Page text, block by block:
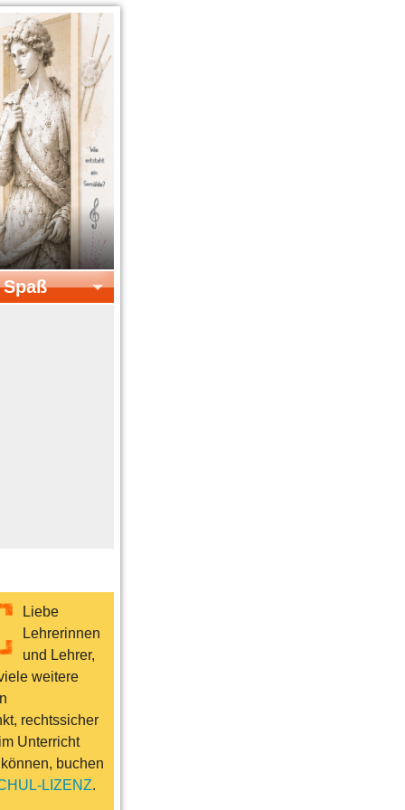
& Sport
Liebe
Lehrerinnen
und Lehrer,
weitere
rechtssicher
Unterricht
buchen
LIZENZ.